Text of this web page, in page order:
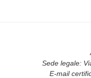
Sede legale:
E-mail